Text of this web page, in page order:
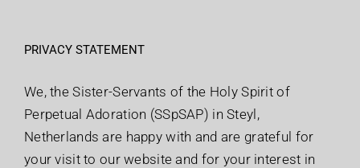
PRIVACY STATEMENT
We, the Sister-Servants of the Holy Spirit of
Perpetual Adoration (SSpSAP) in Steyl,
Netherlands are happy with and are grateful for
your visit to our website and for your interest in